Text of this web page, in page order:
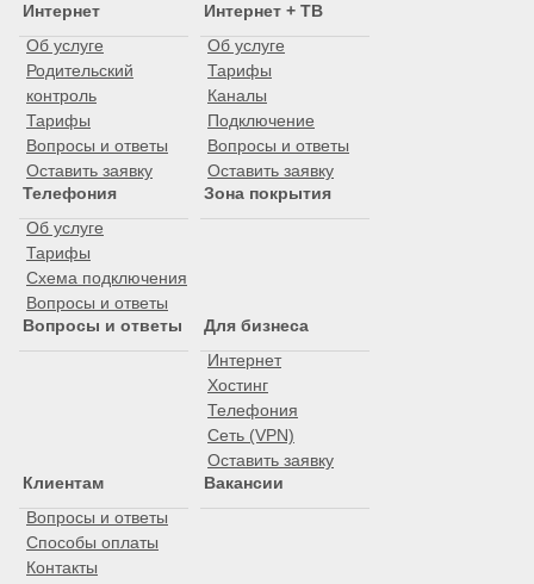
Интернет
Об услуге
Родительский
контроль
Тарифы
Вопросы и ответы
Оставить заявку
Интернет + ТВ
Об услуге
Тарифы
Каналы
Подключение
Вопросы и ответы
Оставить заявку
Телефония
Об услуге
Тарифы
Схема подключения
Вопросы и ответы
Зона покрытия
Вопросы и ответы
Для бизнеса
Интернет
Хостинг
Телефония
Сеть (VPN)
Оставить заявку
Клиентам
Вопросы и ответы
Способы оплаты
Контакты
Вакансии